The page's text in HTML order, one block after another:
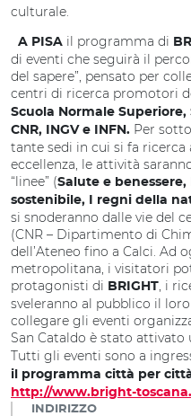
culturale.
A PISA il programma di
di eventi che seguirà il
del sapere”, pensato per
centri di ricerca promotori
Scuola Normale Superiore,
CNR, INGV e INFN. Per
tante sedi in cui si fa ricerca
eccellenza, le attività
“linee” (Salute e
sostenibile, I regni della
si snoderanno dalle vie del
(CNR – Dipartimento di
dell’Ateneo fino a Calci. Ad
metropolitana, i visitatori
protagonisti di BRIGHT, i
sveleranno al pubblico il
collegare gli eventi
San Cataldo è stato attivato
Tutti gli eventi sono a
il programma città per
http://www.bright-
INDIRIZZO